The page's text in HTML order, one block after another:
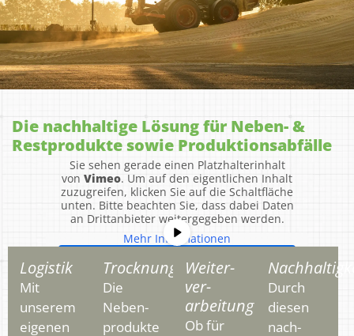
Die nachhaltige Lösung für Neben- &
Restprodukte sowie Produktionsabfälle
Sie sehen gerade einen Platzhalterinhalt
von Vimeo. Um auf den eigentlichen Inhalt
zuzugreifen, klicken Sie auf die Schaltfläche
unten. Bitte beachten Sie, dass dabei Daten
an Drittanbieter weitergegeben werden.
Mehr Informationen
Inhalt entsperren
Erforderlichen Service akzeptieren
und Inhalte entsperren
Logistik
Mit
unserem
eigenen
Trocknung
Die
Neben­
produkte
Weiter­
ver­
arbeitung
Ob für
Durch
diesen
nach­